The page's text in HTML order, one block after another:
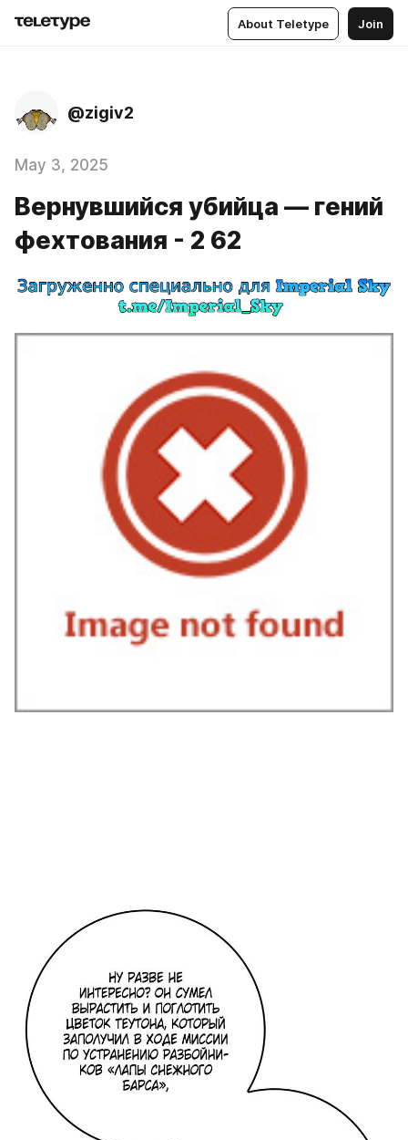
About Teletype Join
@zigiv2
May 3, 2025
Вернувшийся убийца — гений
фехтования - 2 62